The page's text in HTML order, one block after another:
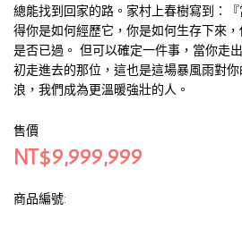
總能找到回家的路。家村上春樹寫到：
得你是如何經歷它，你是如何生存下來
是否已過。 但可以確定一件事，當你走
初走進去的那位，這也是這場暴風雨對
浪，我們成為更溫暖強壯的人。
售價
NT$9,999,999
商品編號: